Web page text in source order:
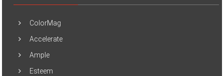
ColorMag
Accelerate
Ample
Esteem